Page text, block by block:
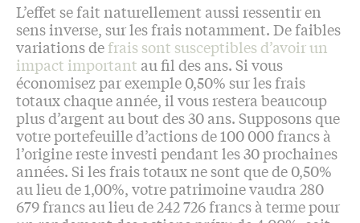
L’effet se fait naturellement aussi ressentir en
sens inverse, sur les frais notamment. De faibles
variations defrais sont susceptibles d’avoir un
impact important au fil des ans. Si vous
économisez par exemple 0,50% sur les frais
totaux chaque année, il vous restera beaucoup
plus d’argent au bout des 30 ans. Supposons que
votre portefeuille d’actions de 100 000 francs à
l’origine reste investi pendant les 30 prochaines
années. Si les frais totaux ne sont que de 0,50%
au lieu de 1,00%, votre patrimoine vaudra 280
679 francs au lieu de 242 726 francs à terme pour